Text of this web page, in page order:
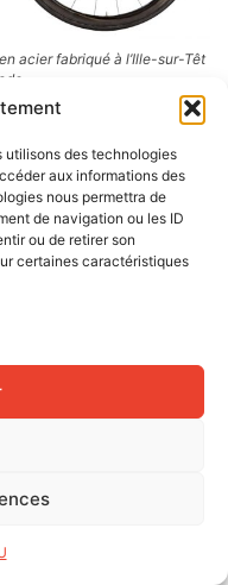
utilisons des technologies
aux informations des
nous permettra de
de navigation ou les ID
ou de retirer son
certaines caractéristiques
acier fabriqué à l’Ille-sur-Têt
tubes « Butted » qui
épaisseurs. On
les extrémités et
plus fine au
des soudures plus ou